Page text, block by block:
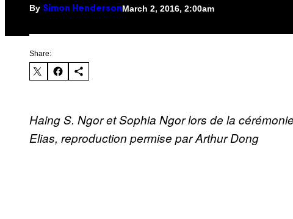
By ​Simon HendersonMarch 2, 2016, 2:00am
Share:
Haing S. Ngor et Sophia Ngor lors de la
Elias, reproduction permise par Arthur Dong